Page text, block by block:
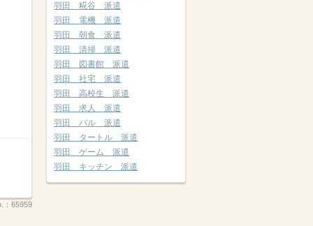
65959
羽田 糀谷 派遣
羽田 電機 派遣
羽田 朝食 派遣
羽田 清掃 派遣
羽田 図書館 派遣
羽田 社宅 派遣
羽田 高校生 派遣
羽田 求人 派遣
羽田 バル 派遣
羽田 タートル 派遣
羽田 ゲーム 派遣
羽田 キッチン 派遣